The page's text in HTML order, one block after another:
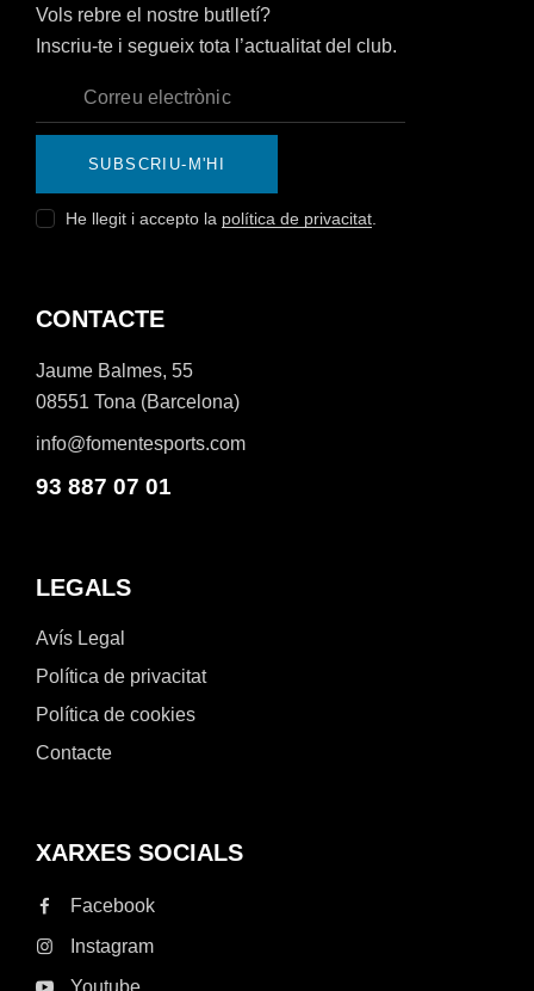
Vols rebre el nostre butlletí?
Inscriu-te i segueix tota l’actualitat del club.
SUBSCRIU-M'HI
He llegit i accepto la política de privacitat
CONTACTE
Jaume Balmes, 55
08551 Tona (Barcelona)
info@fomentesports.com
93 887 07 01
LEGALS
Avís Legal
Política de privacitat
Política de cookies
Contacte
XARXES SOCIALS
Facebook
Instagram